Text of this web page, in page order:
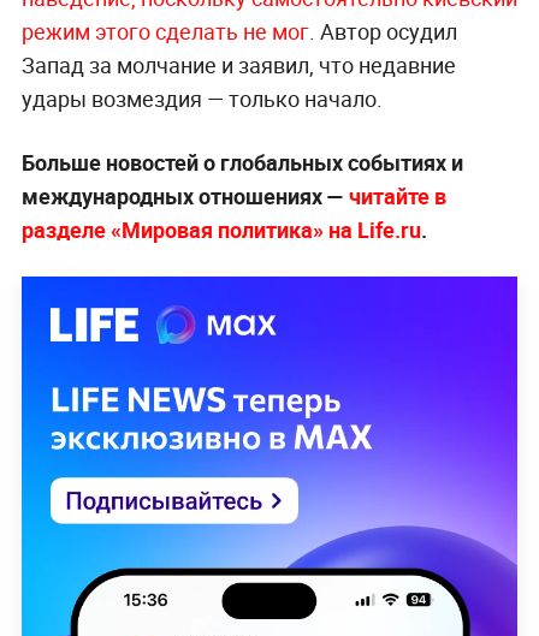
режим этого сделать не мог. Автор осудил
Запад за молчание и заявил, что недавние
удары возмездия — только начало.
Больше новостей о глобальных событиях и
международных отношениях — читайте в
разделе «Мировая политика» на Life.ru.